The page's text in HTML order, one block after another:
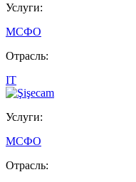
Услуги:
МСФО
Отрасль:
IT
Услуги:
МСФО
Отрасль: